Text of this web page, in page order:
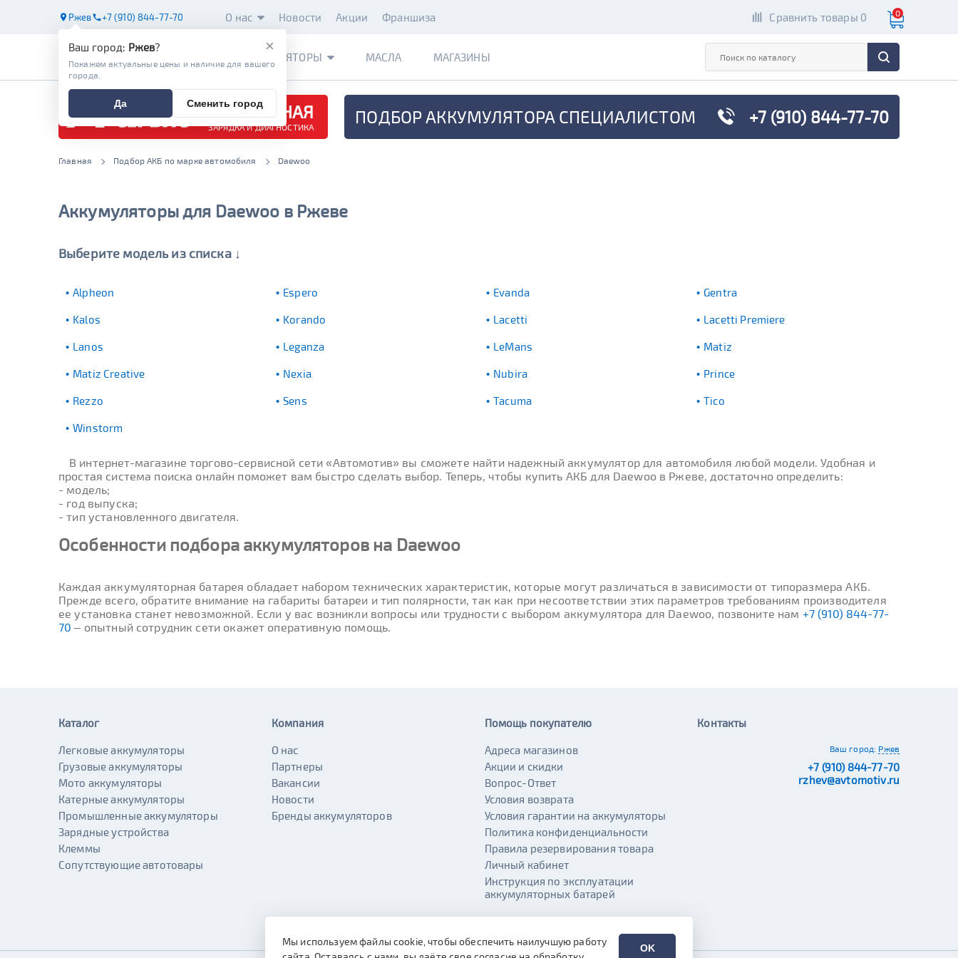
Ржев +7 (910) 844-77-70 О нас Новости Акции Франшиза Сравнить товары 0 0
АККУМУЛЯТОРЫ МАСЛА МАГАЗИНЫ
БЕСПЛАТНАЯ
ЗАРЯДКА И ДИАГНОСТИКА ПОДБОР АККУМУЛЯТОРА СПЕЦИАЛИСТОМ +7 (910) 844-77-70
Главная Подбор АКБ по марке автомобиля Daewoo
Аккумуляторы для Daewoo в Ржеве
Выберите модель из списка ↓
Alpheon Espero Evanda Gentra
Kalos Korando Lacetti Lacetti Premiere
Lanos Leganza LeMans Matiz
Matiz Creative Nexia Nubira Prince
Rezzo Sens Tacuma Tico
Winstorm
В интернет-магазине торгово-сервисной сети «Автомотив» вы сможете найти надежный аккумулятор для автомобиля любой модели. Удобная и
простая система поиска онлайн поможет вам быстро сделать выбор. Теперь, чтобы купить АКБ для Daewoo в Ржеве, достаточно определить:
- модель;
- год выпуска;
- тип установленного двигателя.
Особенности подбора аккумуляторов на Daewoo
Каждая аккумуляторная батарея обладает набором технических характеристик, которые могут различаться в зависимости от типоразмера АКБ.
Прежде всего, обратите внимание на габариты батареи и тип полярности, так как при несоответствии этих параметров требованиям производителя
ее установка станет невозможной. Если у вас возникли вопросы или трудности с выбором аккумулятора для Daewoo, позвоните нам +7 (910) 844-77-
70 – опытный сотрудник сети окажет оперативную помощь.
×
Ваш город: Ржев?
Покажем актуальные цены и наличие для вашего
города.
Да Сменить город
Каталог
Легковые аккумуляторы
Грузовые аккумуляторы
Мото аккумуляторы
Катерные аккумуляторы
Промышленные аккумуляторы
Зарядные устройства
Клеммы
Сопутствующие автотовары
Компания
О нас
Партнеры
Вакансии
Новости
Бренды аккумуляторов
Помощь покупателю
Адреса магазинов
Акции и скидки
Вопрос-Ответ
Условия возврата
Условия гарантии на аккумуляторы
Политика конфиденциальности
Правила резервирования товара
Личный кабинет
Инструкция по эксплуатации
аккумуляторных батарей
Контакты
Ваш город: Ржев
+7 (910) 844-77-70
rzhev@avtomotiv.ru
Мы используем файлы cookie, чтобы обеспечить наилучшую работу
OK